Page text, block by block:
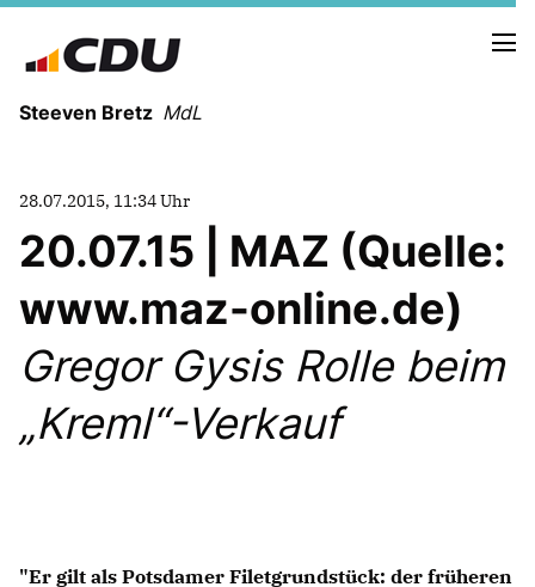
Steeven Bretz MdL
VITA
WAHLKREISBESUCHE
PRESSEFOTOS
MEIN BÜRGERBÜRO
Kleine Anfragen
28.07.2015, 11:34 Uhr
20.07.15 | MAZ (Quelle:
www.maz-online.de)
Gregor Gysis Rolle beim
Kreml“-Verkauf
"Er gilt als Potsdamer Filetgrundstück: der früheren